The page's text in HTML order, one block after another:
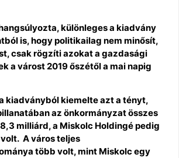
különleges a kiadvány
is, hogy politikailag nem minősít,
csak rögzíti azokat a gazdasági
a várost 2019 őszétől a mai napig
kiadványból kiemelte azt a tényt,
az önkormányzat összes
milliárd, a Miskolc Holdingé pedig
A város teljes
több volt, mint Miskolc egy